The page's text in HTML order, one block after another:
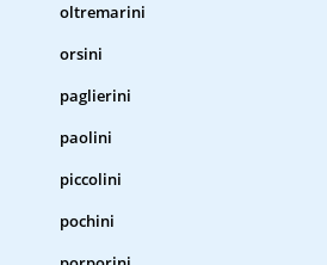
oltremarini
orsini
paglierini
paolini
piccolini
pochini